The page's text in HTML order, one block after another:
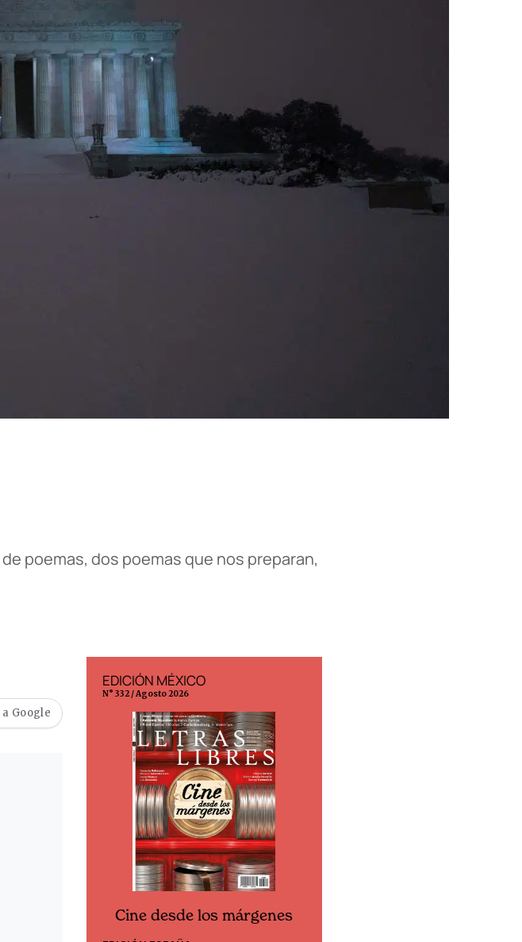
poemas, dos poemas que nos preparan,
Google
EDICIÓN ESPAÑA
N° 299 / Agosto 2026
Cine desde los márgenes